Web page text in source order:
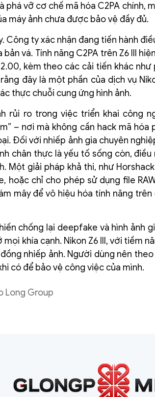
vỡ cơ chế mã hóa C2PA chính,
máy ảnh chưa được bảo vệ đầy đủ.
Công ty xác nhận đang tiến hành
vá. Tính năng C2PA trên Z6 III
kèm theo các cải tiến khác như
đây là một phần của dịch vụ
thực chuỗi cung ứng hình ảnh.
rủi ro trong việc triển khai công
– nơi mà không cần hack mã hóa
Đối với nhiếp ảnh gia chuyên
chân thực là yếu tố sống còn,
Một giải pháp khả thi, như
hoặc chỉ cho phép sử dụng file
mây để vô hiệu hóa tính năng
chống lại deepfake và hình ảnh
khía cạnh. Nikon Z6 III, với tiềm
nhiếp ảnh. Người dùng nên
có để bảo vệ công việc của mình.
Long Group